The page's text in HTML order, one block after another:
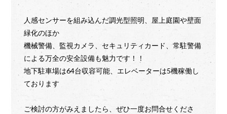
人感センサーを組み込んだ調光型照明、屋上庭園や壁面
緑化のほか
機械警備、監視カメラ、セキュリティカード、常駐警備
による万全の安全設備も魅力です！！
地下駐車場は64台収容可能、エレベーターは5機稼働し
ております
ご検討の方がみえましたら、ぜひ一度お問合せくださ